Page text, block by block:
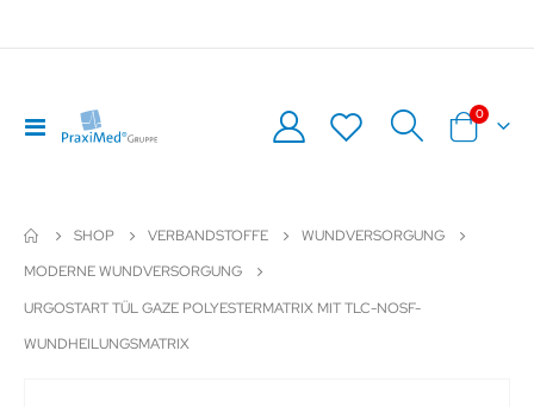
Navigation
umschalten
Warenkorb
0Artikel
SHOP VERBANDSTOFFE
WUNDVERSORGUNG
MODERNE WUNDVERSORGUNG
URGOSTART TÜL GAZE POLYESTERMATRIX MIT TLC-NOSF-
WUNDHEILUNGSMATRIX